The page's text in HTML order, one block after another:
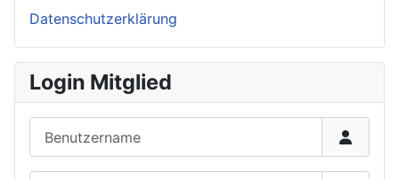
Datenschutzerklärung
Login Mitglied